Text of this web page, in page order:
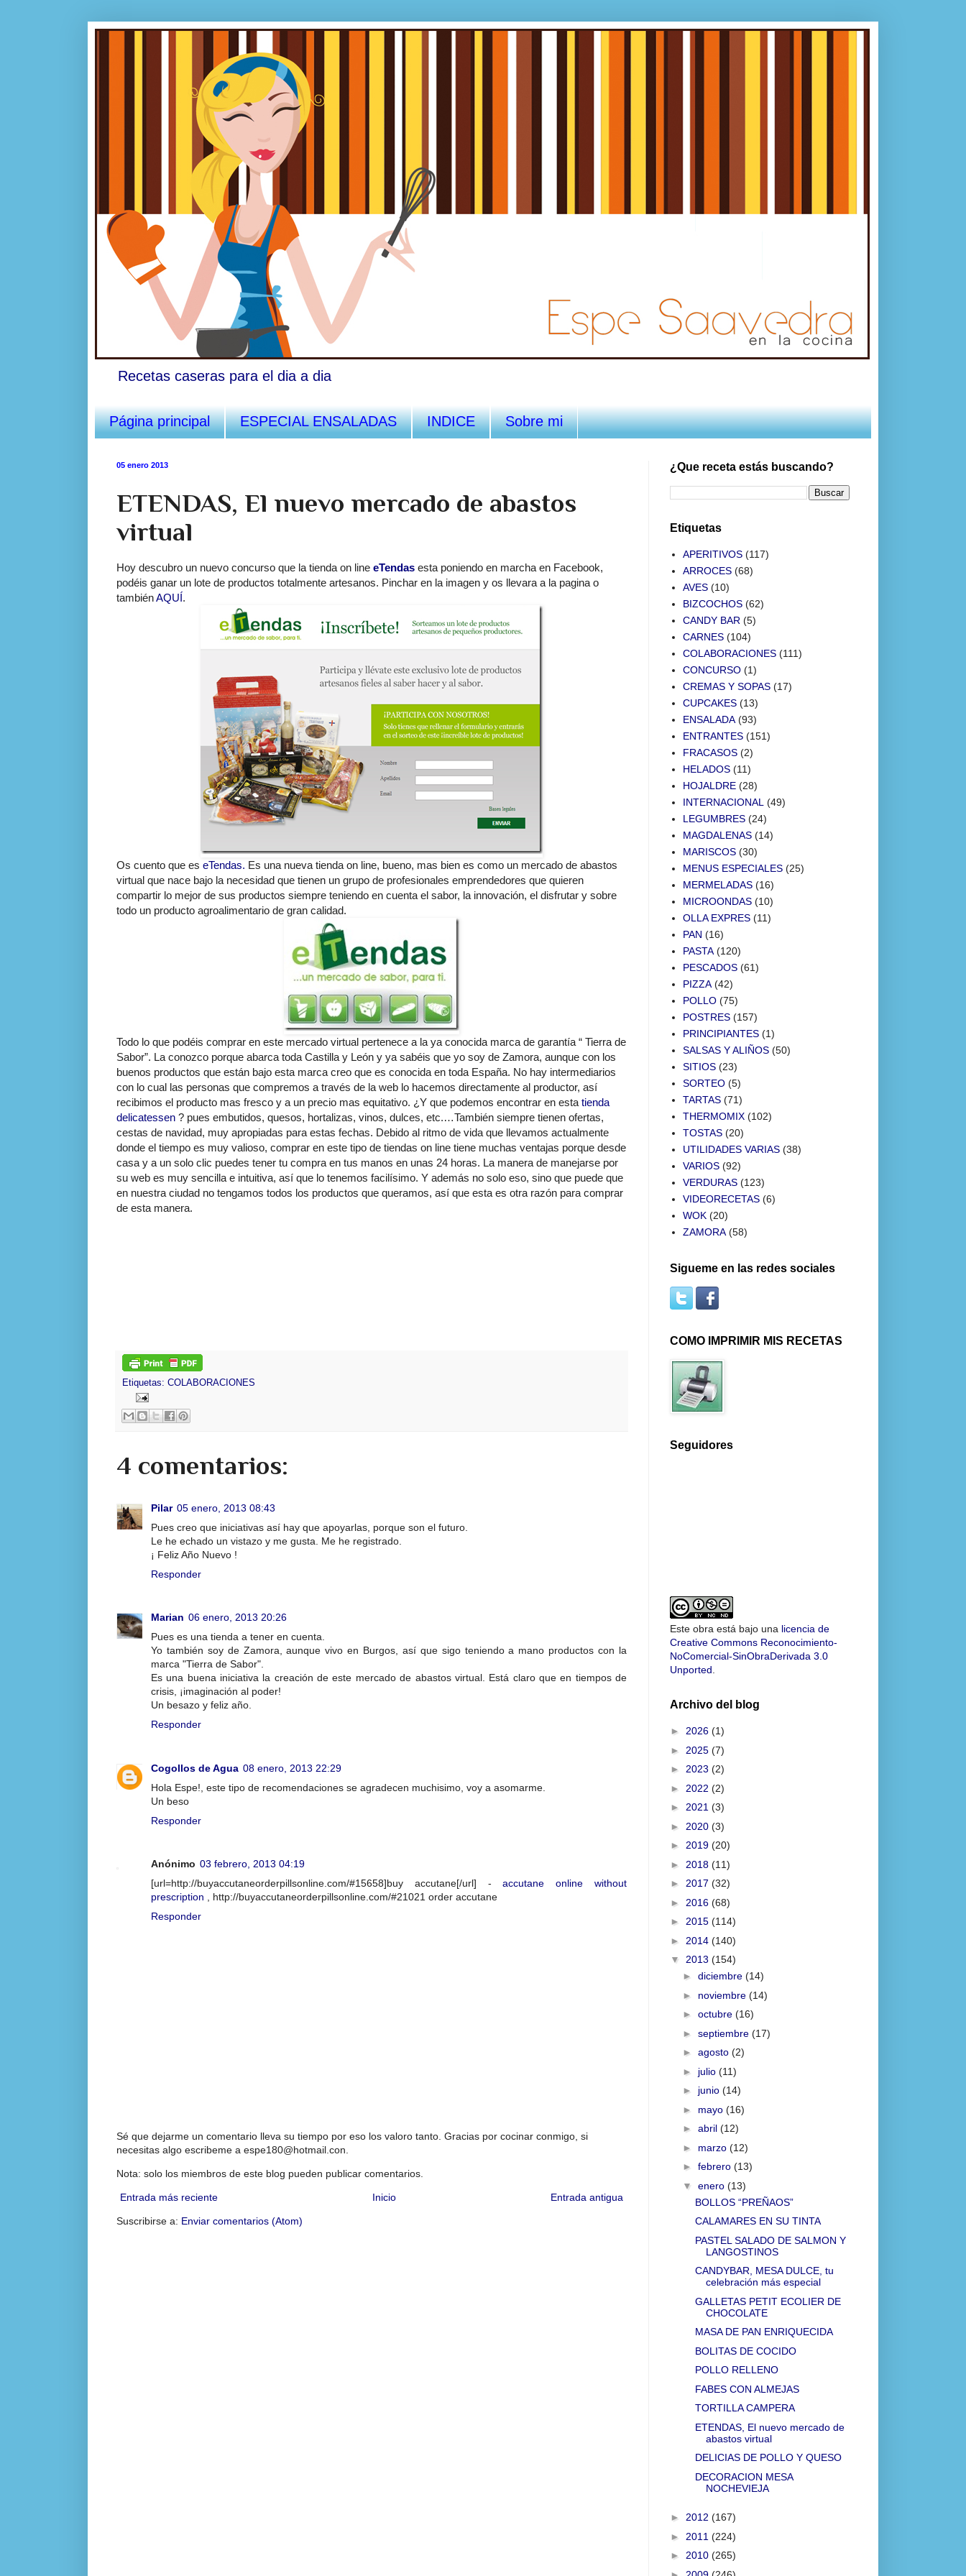
Recetas caseras para el dia a dia
Página principal ESPECIAL ENSALADAS INDICE Sobre mi
05 enero 2013
ETENDAS, El nuevo mercado de abastos
virtual
Hoy descubro un nuevo concurso que la tienda on line eTendas esta poniendo en marcha en Facebook,
podéis ganar un lote de productos totalmente artesanos. Pinchar en la imagen y os llevara a la pagina o
tambiénAQUÍ.
Os cuento que es eTendas. Es una nueva tienda on line, bueno, mas bien es como un mercado de abastos
virtual que nace bajo la necesidad que tienen un grupo de profesionales emprendedores que quieren
compartir lo mejor de sus productos siempre teniendo en cuenta el sabor, la innovación, el disfrutar y sobre
todo un producto agroalimentario de gran calidad.
Todo lo que podéis comprar en este mercado virtual pertenece a la ya conocida marca de garantía “ Tierra de
Sabor”. La conozco porque abarca toda Castilla y León y ya sabéis que yo soy de Zamora, aunque con los
buenos productos que están bajo esta marca creo que es conocida en toda España. No hay intermediarios
con lo cual las personas que compremos a través de la web lo hacemos directamente al productor, así
recibimos el producto mas fresco y a un precio mas equitativo. ¿Y que podemos encontrar en esta tienda
delicatessen ? pues embutidos, quesos, hortalizas, vinos, dulces, etc.…También siempre tienen ofertas,
cestas de navidad, muy apropiadas para estas fechas. Debido al ritmo de vida que llevamos actualmente
donde el tiempo es muy valioso, comprar en este tipo de tiendas on line tiene muchas ventajas porque desde
casa y a un solo clic puedes tener tu compra en tus manos en unas 24 horas. La manera de manejarse por
su web es muy sencilla e intuitiva, así que lo tenemos facilísimo. Y además no solo eso, sino que puede que
en nuestra ciudad no tengamos todos los productos que queramos, así que esta es otra razón para comprar
de esta manera.
Etiquetas: COLABORACIONES
4 comentarios:
Pilar 05 enero, 2013 08:43
Pues creo que iniciativas así hay que apoyarlas, porque son el futuro.
Le he echado un vistazo y me gusta. Me he registrado.
¡ Feliz Año Nuevo !
Responder
Marian 06 enero, 2013 20:26
Pues es una tienda a tener en cuenta.
Yo también soy de Zamora, aunque vivo en Burgos, así que sigo teniendo a mano productos con la
marca "Tierra de Sabor".
Es una buena iniciativa la creación de este mercado de abastos virtual. Está claro que en tiempos de
crisis, ¡imaginación al poder!
Un besazo y feliz año.
Responder
Cogollos de Agua 08 enero, 2013 22:29
Hola Espe!, este tipo de recomendaciones se agradecen muchisimo, voy a asomarme.
Un beso
Responder
Anónimo 03 febrero, 2013 04:19
[url=http://buyaccutaneorderpillsonline.com/#15658]buy accutane[/url] -accutane online without
prescription , http://buyaccutaneorderpillsonline.com/#21021 order accutane
Responder
Sé que dejarme un comentario lleva su tiempo por eso los valoro tanto. Gracias por cocinar conmigo, si
necesitas algo escribeme a espe180@hotmail.con.
Nota: solo los miembros de este blog pueden publicar comentarios.
Entrada más reciente Entrada antigua
Inicio
Suscribirse a: Enviar comentarios (Atom)
¿Que receta estás buscando?
Etiquetas
APERITIVOS (117)
ARROCES (68)
AVES (10)
BIZCOCHOS (62)
CANDY BAR (5)
CARNES (104)
COLABORACIONES (111)
CONCURSO (1)
CREMAS Y SOPAS (17)
CUPCAKES (13)
ENSALADA (93)
ENTRANTES (151)
FRACASOS (2)
HELADOS (11)
HOJALDRE (28)
INTERNACIONAL (49)
LEGUMBRES (24)
MAGDALENAS (14)
MARISCOS (30)
MENUS ESPECIALES (25)
MERMELADAS (16)
MICROONDAS (10)
OLLA EXPRES (11)
PAN (16)
PASTA (120)
PESCADOS (61)
PIZZA (42)
POLLO (75)
POSTRES (157)
PRINCIPIANTES (1)
SALSAS Y ALIÑOS (50)
SITIOS (23)
SORTEO (5)
TARTAS (71)
THERMOMIX (102)
TOSTAS (20)
UTILIDADES VARIAS (38)
VARIOS (92)
VERDURAS (123)
VIDEORECETAS (6)
WOK (20)
ZAMORA (58)
Sigueme en las redes sociales
COMO IMPRIMIR MIS RECETAS
Seguidores
Este obra está bajo una licencia de
Creative Commons Reconocimiento-
NoComercial-SinObraDerivada 3.0
Unported
Archivo del blog
► 2026 (1)
► 2025 (7)
► 2023 (2)
► 2022 (2)
► 2021 (3)
► 2020 (3)
► 2019 (20)
► 2018 (11)
► 2017 (32)
► 2016 (68)
► 2015 (114)
► 2014 (140)
▼ 2013 (154)
► diciembre (14)
► noviembre (14)
► octubre (16)
► septiembre (17)
► agosto (2)
► julio (11)
► junio (14)
► mayo (16)
► abril (12)
► marzo (12)
► febrero (13)
▼ enero (13)
BOLLOS “PREÑAOS”
CALAMARES EN SU TINTA
PASTEL SALADO DE SALMON Y
LANGOSTINOS
CANDYBAR, MESA DULCE, tu
celebración más especial
GALLETAS PETIT ECOLIER DE
CHOCOLATE
MASA DE PAN ENRIQUECIDA
BOLITAS DE COCIDO
POLLO RELLENO
FABES CON ALMEJAS
TORTILLA CAMPERA
ETENDAS, El nuevo mercado de
abastos virtual
DELICIAS DE POLLO Y QUESO
DECORACION MESA
NOCHEVIEJA
► 2012 (167)
► 2011 (224)
► 2010 (265)